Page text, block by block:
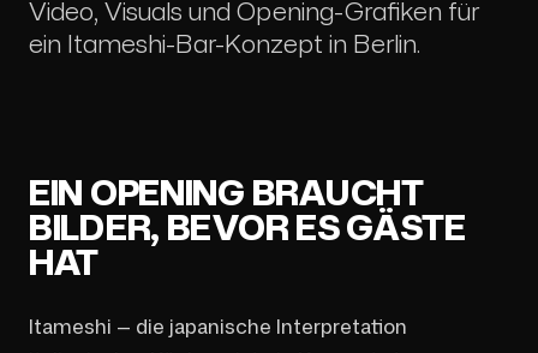
Video, Visuals und Opening-Grafiken für
ein Itameshi-Bar-Konzept in Berlin.
EIN OPENING BRAUCHT
BILDER, BEVOR ES GÄSTE
HAT
Itameshi — die japanische Interpretation